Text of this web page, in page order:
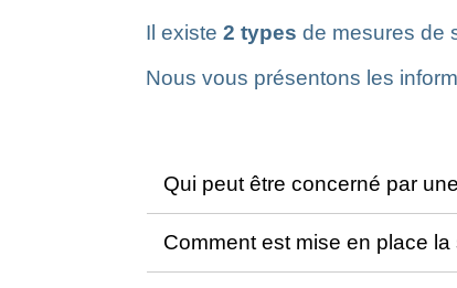
Il existe 2 types de mesures de
Nous vous présentons les
Qui peut être concerné par
Comment est mise en place